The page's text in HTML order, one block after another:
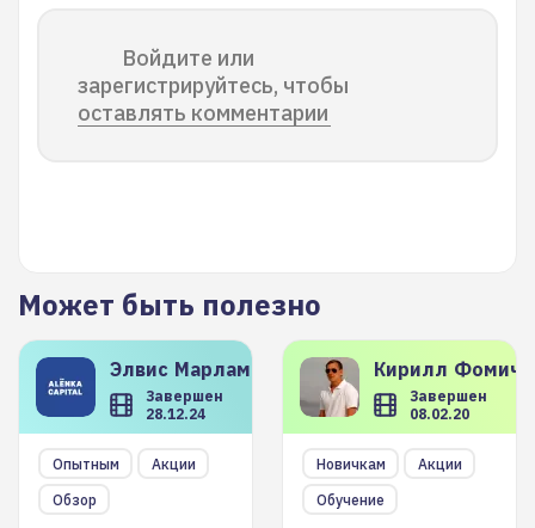
Войдите или
зарегистрируйтесь, чтобы
оставлять комментарии
Может быть полезно
Элвис Марламов
Завершен
28.12.24
Опытным
Акции
Обзор
Кирилл
Завершен
08.02.20
Новичкам
Акции
Обучение